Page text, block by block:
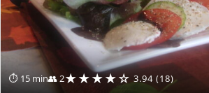
⏱ 15 min👥 2★★★★☆ 3.94 (18)